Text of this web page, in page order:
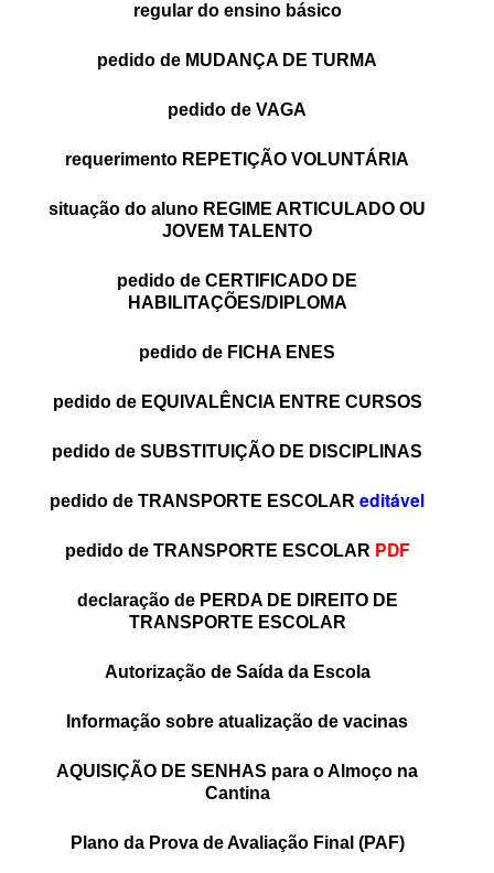
regular do ensino básico
pedido de MUDANÇA DE TURMA
pedido de VAGA
requerimento REPETIÇÃO VOLUNTÁRIA
situação do aluno REGIME ARTICULADO OU
JOVEM TALENTO
pedido de CERTIFICADO DE
HABILITAÇÕES/DIPLOMA
pedido de FICHA ENES
pedido de EQUIVALÊNCIA ENTRE CURSOS
pedido de SUBSTITUIÇÃO DE DISCIPLINAS
pedido de TRANSPORTE ESCOLAR editável
pedido de TRANSPORTE ESCOLAR PDF
declaração de PERDA DE DIREITO DE
TRANSPORTE ESCOLAR
Autorização de Saída da Escola
Informação sobre atualização de vacinas
AQUISIÇÃO DE SENHAS para o Almoço na
Cantina
Plano da Prova de Avaliação Final (PAF)